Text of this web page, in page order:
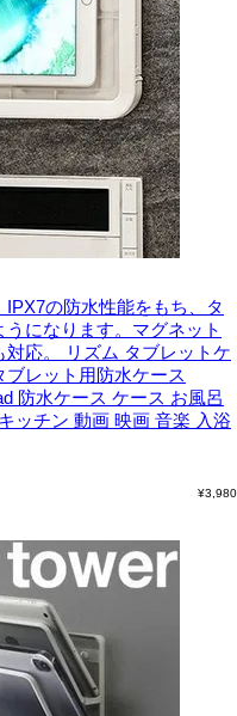
の防水性能をもち、タ
になります。マグネット
応。
リズム タブレットケ
レット用防水ケース
防水ケース ケース お風呂
ッチン 動画 映画 音楽 入浴
¥3,980